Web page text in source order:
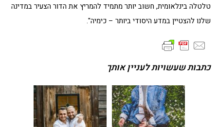
טלטלה בינלאומית, חשוב יותר מתמיד להמריץ את הדור הצעיר במדינה
שלנו להצטיין במדע היסודי ביותר – כימיה".
כתבות שעשויות לעניין אותך